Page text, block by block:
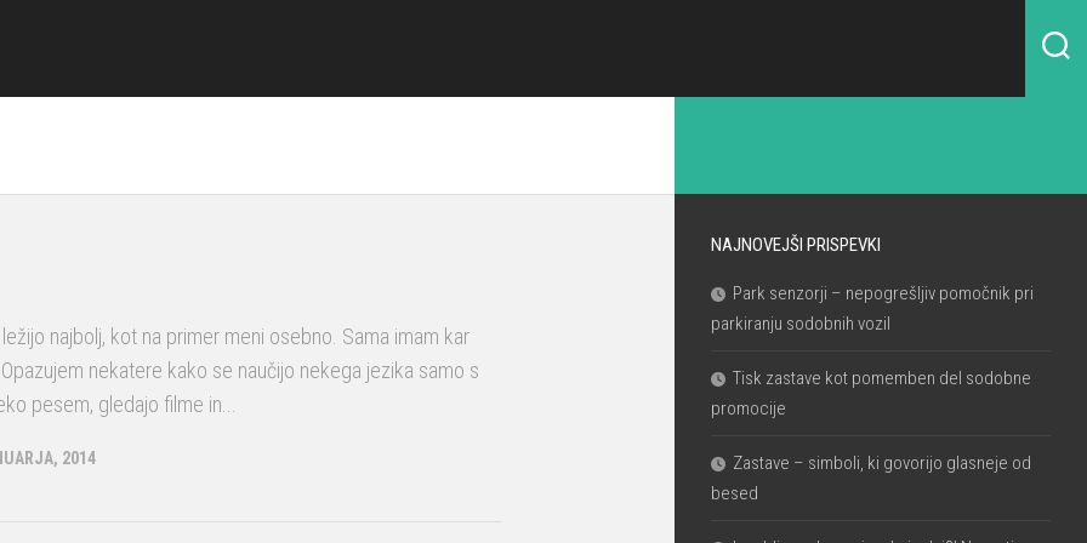
najbolj, kot na primer meni osebno. Sama imam kar
nekatere kako se naučijo nekega jezika samo s
pesem, gledajo filme in...
2014
NAJNOVEJŠI PRISPEVKI
Park senzorji – nepogrešljiv pomočnik pri
parkiranju sodobnih vozil
Tisk zastave kot pomemben del sodobne
promocije
Zastave – simboli, ki govorijo glasneje od
besed